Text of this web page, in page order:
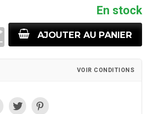
En stock
AJOUTER AU PANIER
VOIR CONDITIONS